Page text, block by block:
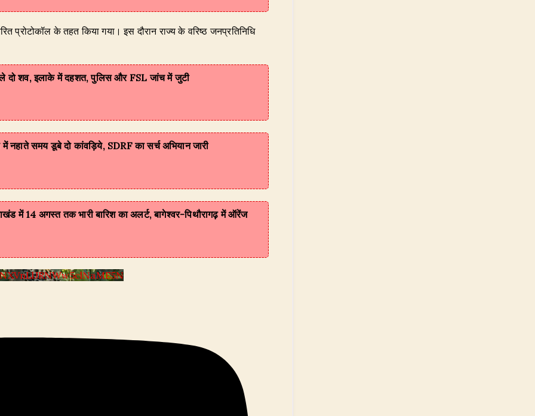
प्रोटोकॉल के तहत किया गया। इस दौरान राज्य के वरिष्ठ जनप्रतिनिधि
दो शव, इलाके में दहशत, पुलिस और FSL जांच में जुटी
में नहाते समय डूबे दो कांवड़िये, SDRF का सर्च अभियान जारी
14 अगस्त तक भारी बारिश का अलर्ट, बागेश्वर-पिथौरागढ़ में ऑरेंज